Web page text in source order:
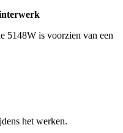
5148W is voorzien van een
het werken.